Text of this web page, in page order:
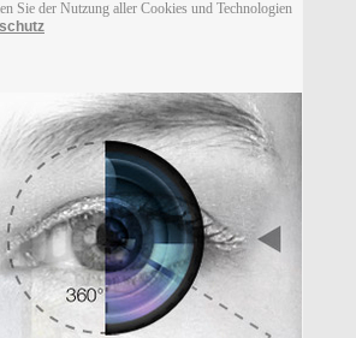
Sie der Nutzung aller Cookies und Technologien